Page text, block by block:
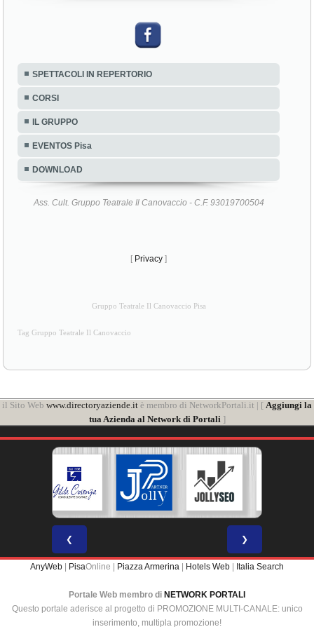
SPETTACOLI IN REPERTORIO
CORSI
IL GRUPPO
EVENTOS Pisa
DOWNLOAD
Ass. Cult. Gruppo Teatrale Il Canovaccio - C.F. 93019700504
[ Privacy ]
Gruppo Teatrale Il Canovaccio Pisa
Tag Gruppo Teatrale Il Canovaccio
il Sito Web www.directoryaziende.it è membro di NetworkPortali.it | [ Aggiungi la
tua Azienda al Network di Portali ]
❮ ❯
AnyWeb | PisaOnline | Piazza Armerina | Hotels Web | Italia Search
Portale Web membro di NETWORK PORTALI
Questo portale aderisce al progetto di PROMOZIONE MULTI-CANALE: unico
inserimento, multipla promozione!